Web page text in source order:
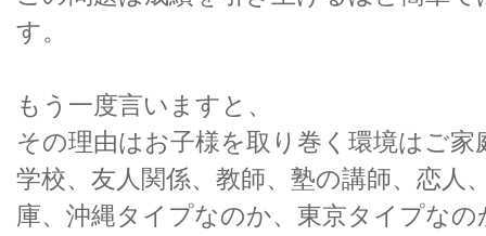
す。
もう一度言いますと、
その理由はお子様を取り巻く環境はご
学校、友人関係、教師、塾の講師、恋人
庫、沖縄タイプなのか、東京タイプな